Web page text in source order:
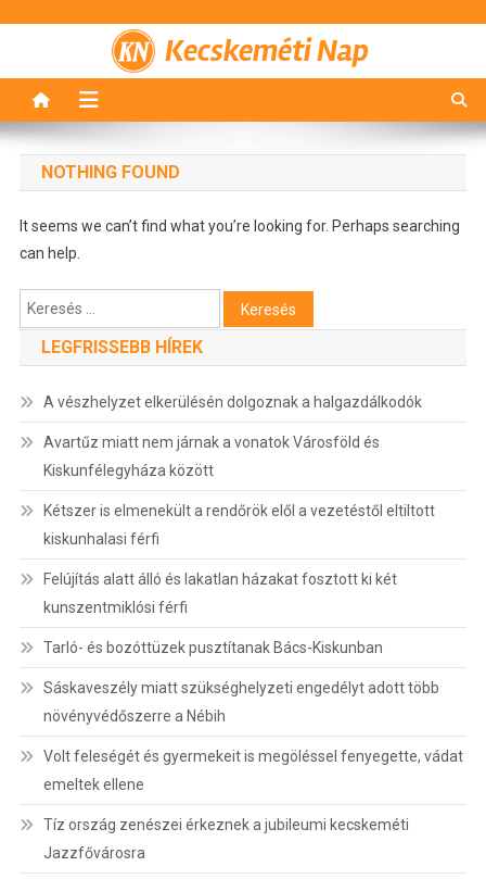
Kecskeméti Nap
NOTHING FOUND
It seems we can’t find what you’re looking for. Perhaps searching
can help.
Keresés:
LEGFRISSEBB HÍREK
A vészhelyzet elkerülésén dolgoznak a halgazdálkodók
Avartűz miatt nem járnak a vonatok Városföld és
Kiskunfélegyháza között
Kétszer is elmenekült a rendőrök elől a vezetéstől eltiltott
kiskunhalasi férfi
Felújítás alatt álló és lakatlan házakat fosztott ki két
kunszentmiklósi férfi
Tarló- és bozóttüzek pusztítanak Bács-Kiskunban
Sáskaveszély miatt szükséghelyzeti engedélyt adott több
növényvédőszerre a Nébih
Volt feleségét és gyermekeit is megöléssel fenyegette, vádat
emeltek ellene
Tíz ország zenészei érkeznek a jubileumi kecskeméti
Jazzfővárosra